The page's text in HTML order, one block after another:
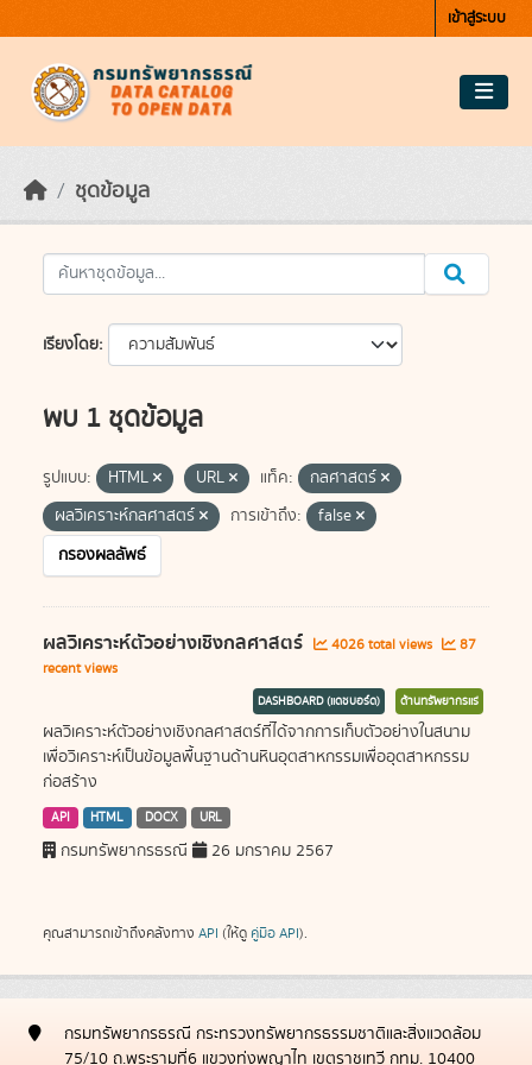
เข้าสู่ระบบ
ชุดข้อมูล
เรียงโดย
พบ 1 ชุดข้อมูล
รูปแบบ: HTML URL แท็ค:
กลศาสตร์
ผลวิเคราะห์กลศาสตร์
การเข้าถึง:
false
กรองผลลัพธ์
ผลวิเคราะห์ตัวอย่างเชิงกลศาสตร์ 4026 total views
87
recent views
DASHBOARD (แดชบอร์ด) ด้านทรัพยากรแร่
ผลวิเคราะห์ตัวอย่างเชิงกลศาสตร์ที่ได้จากการเก็บตัวอย่างในสนาม
เพื่อวิเคราะห์เป็นข้อมูลพื้นฐานด้านหินอุตสาหกรรมเพื่ออุตสาหกรรม
ก่อสร้าง
API HTML DOCX URL
กรมทรัพยากรธรณี 26 มกราคม 2567
คุณสามารถเข้าถึงคลังทาง API (ให้ดู คู่มือ API).
กรมทรัพยากรธรณี กระทรวงทรัพยากรธรรมชาติและสิ่งแวดล้อม
75/10 ถ.พระรามที่6 แขวงทุ่งพญาไท เขตราชเทวี กทม. 10400